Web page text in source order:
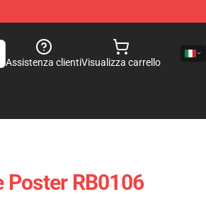
Assistenza clientiVisualizza carrello
Poster RB0106